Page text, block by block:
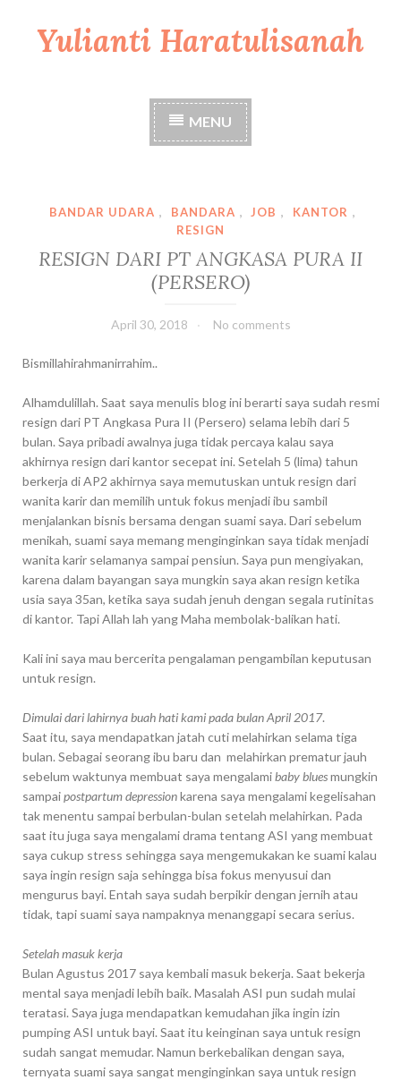
Yulianti Haratulisanah
MENU
BANDAR UDARA , BANDARA , JOB , KANTOR ,
RESIGN
RESIGN DARI PT ANGKASA PURA II
(PERSERO)
April 30, 2018 No comments
Bismillahirahmanirrahim..
Alhamdulillah. Saat saya menulis blog ini berarti saya sudah resmi
resign dari PT Angkasa Pura II (Persero) selama lebih dari 5
bulan. Saya pribadi awalnya juga tidak percaya kalau saya
akhirnya resign dari kantor secepat ini. Setelah 5 (lima) tahun
berkerja di AP2 akhirnya saya memutuskan untuk resign dari
wanita karir dan memilih untuk fokus menjadi ibu sambil
menjalankan bisnis bersama dengan suami saya. Dari sebelum
menikah, suami saya memang menginginkan saya tidak menjadi
wanita karir selamanya sampai pensiun. Saya pun mengiyakan,
karena dalam bayangan saya mungkin saya akan resign ketika
usia saya 35an, ketika saya sudah jenuh dengan segala rutinitas
di kantor. Tapi Allah lah yang Maha membolak-balikan hati.
Kali ini saya mau bercerita pengalaman pengambilan keputusan
untuk resign.
Dimulai dari lahirnya buah hati kami pada bulan April 2017.
Saat itu, saya mendapatkan jatah cuti melahirkan selama tiga
bulan. Sebagai seorang ibu baru dan melahirkan prematur jauh
sebelum waktunya membuat saya mengalamibaby bluesmungkin
sampaipostpartum depressionkarena saya mengalami kegelisahan
tak menentu sampai berbulan-bulan setelah melahirkan. Pada
saat itu juga saya mengalami drama tentang ASI yang membuat
saya cukup stress sehingga saya mengemukakan ke suami kalau
saya ingin resign saja sehingga bisa fokus menyusui dan
mengurus bayi. Entah saya sudah berpikir dengan jernih atau
tidak, tapi suami saya nampaknya menanggapi secara serius.
Setelah masuk kerja
Bulan Agustus 2017 saya kembali masuk bekerja. Saat bekerja
mental saya menjadi lebih baik. Masalah ASI pun sudah mulai
teratasi. Saya juga mendapatkan kemudahan jika ingin izin
pumping ASI untuk bayi. Saat itu keinginan saya untuk resign
sudah sangat memudar. Namun berkebalikan dengan saya,
ternyata suami saya sangat menginginkan saya untuk resign